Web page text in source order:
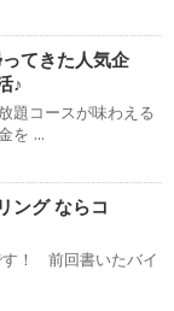
てきた人気企
♪
題コースが味わえる
を ...
ング ならコ
す！ 前回書いたバイ